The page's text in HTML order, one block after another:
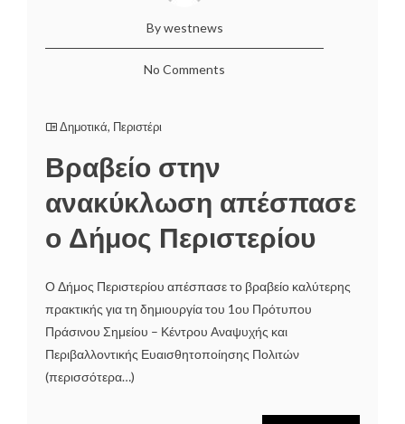
By westnews
No Comments
Δημοτικά, Περιστέρι
Βραβείο στην
ανακύκλωση απέσπασε
ο Δήμος Περιστερίου
Ο Δήμος Περιστερίου απέσπασε το βραβείο καλύτερης
πρακτικής για τη δημιουργία του 1ου Πρότυπου
Πράσινου Σημείου – Κέντρου Αναψυχής και
Περιβαλλοντικής Ευαισθητοποίησης Πολιτών
(περισσότερα…)